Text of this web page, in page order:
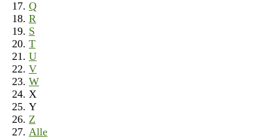
Q
R
S
T
U
V
W
X
Y
Z
Alle